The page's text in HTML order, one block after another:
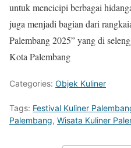
untuk mencicipi berbagai
juga menjadi bagian dari
Palembang 2025” yang di
Kota Palembang
Categories: Objek Kuliner
Tags: Festival Kuliner
Palembang, Wisata Kuliner